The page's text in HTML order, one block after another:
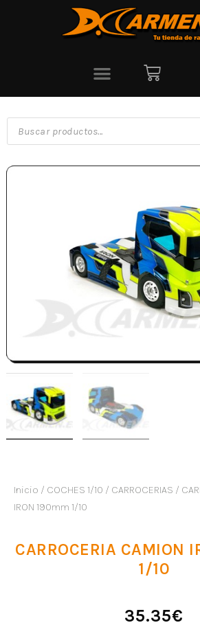
Inicio / COCHES 1/10 / CARROCERIAS /
IRON 190mm 1/10
CARROCERIA CAMION
1/10
35.35€